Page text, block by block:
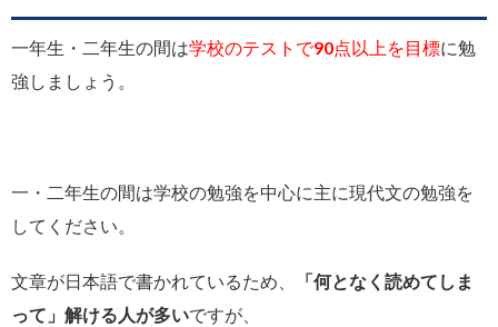
一年生・二年生の間は学校のテストで90点以上を目標に勉
強しましょう。
一・二年生の間は学校の勉強を中心に主に現代文の勉強を
してください。
文章が日本語で書かれているため、
「何となく読めてしま
って」解ける人が多いですが、